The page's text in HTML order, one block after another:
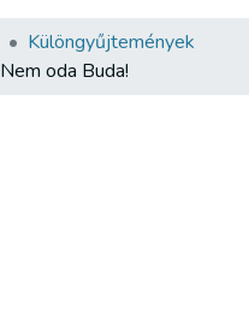
Különgyűjtemények
Nem oda Buda!